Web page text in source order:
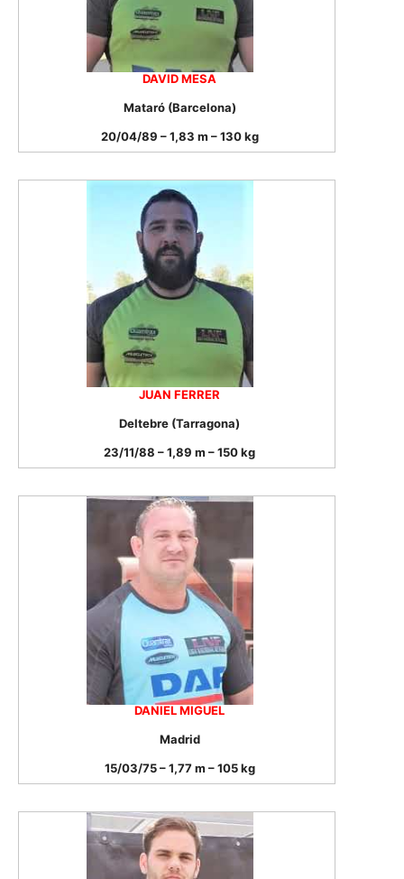
DAVID MESA
Mataró (Barcelona)
20/04/89 – 1,83 m – 130 kg
JUAN FERRER
Deltebre (Tarragona)
23/11/88 – 1,89 m – 150 kg
DANIEL MIGUEL
Madrid
15/03/75 – 1,77 m – 105 kg